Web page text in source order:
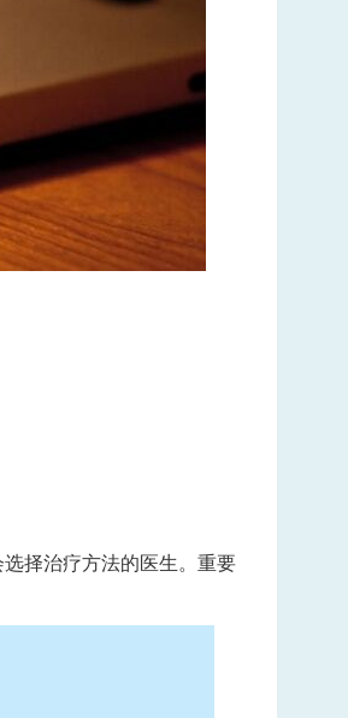
择治疗方法的医生。重要